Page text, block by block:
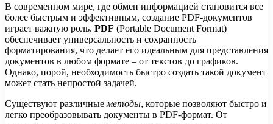
В современном мире, где обмен информацией становится все
более быстрым и эффективным, создание PDF-документов
играет важную роль. PDF (Portable Document Format)
обеспечивает универсальность и сохранность
форматирования, что делает его идеальным для представления
документов в любом формате – от текстов до графиков.
Однако, порой, необходимость быстро создать такой документ
может стать непростой задачей.
Существуют различные методы, которые позволяют быстро и
легко преобразовывать документы в PDF-формат. От